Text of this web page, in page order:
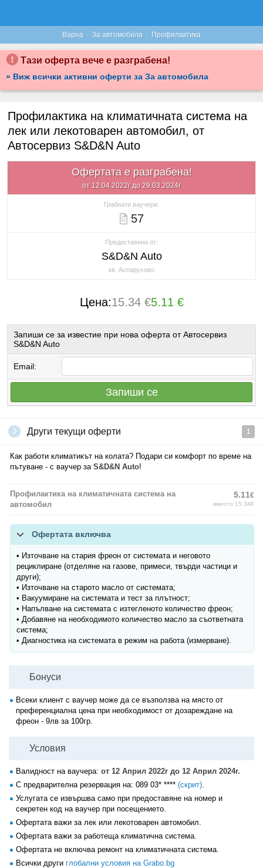
Варна · За автомобила · Профилактика
Тази оферта вече е разграбена!
» Виж всички активни оферти за За автомобила
Профилактика на климатичната система на
лек или лекотоварен автомобил, от
Автосервиз S&D&N Auto
Офертата е разграбена!
от 12.04.2022г до 29.03.2024г
Грабнати ваучери:
57
Предоставено от:
S&D&N Auto
кв. Аспарухово
Цена:15.34 €5.11 €
Запиши се за известие при нова оферта от Автосервиз
S&D&N Auto
Email:
Запиши се
Други текущи оферти 1
Как работи климатикът на колата? Подари си комфорт по време на
пътуване - с ваучер за S&D&N Auto!
Профилактика на климатичната система на
автомобил
5.11€
вместо 15.34€
Офертата включва
• Източване на стария фреон от системата и неговото
рециклиране (отделяне на газове, примеси, твърди частици и
други);
• Източване на старото масло от системата;
• Вакуумиране на системата и тест за плътност;
• Напълване на системата с изтегленото количество фреон;
• Добавяне на необходимото количество масло за съответната
система;
• Диагностика на системата в режим на работа (измерване).
Бонуси
Всеки клиент с ваучер може да се възползва на място от
преференциална цена при необходимост от дозареждане на
фреон - 9лв за 100гр.
Условия
Валидност на ваучера: от 12 Април 2022г до 12 Април 2024г.
С предварителна резервация на: 089 03* **** (скрит).
Услугата се извършва само при предоставяне на номер и
секретен код на ваучер при посещението.
Офертата важи за лек или лекотоварен автомобил.
Офертата важи за работеща климатична система.
Офертата не включва ремонт на климатичната система.
Всички други глобални условия на Grabo.bg